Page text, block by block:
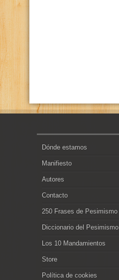
Dónde estamos
Manifiesto
Autores
Contacto
250 Frases de Pesimismo
Diccionario del Pesimismo
Los 10 Mandamientos
Store
Política de cookies